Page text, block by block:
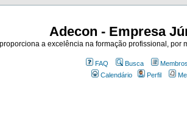
Adecon - Empresa
a excelência na formação profissional,
FAQ Busca Membros
Calendário
Perfil